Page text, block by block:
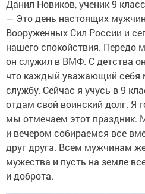
Данил Новиков, ученик 9
— Это день настоящих
Вооруженных Сил России и
нашего спокойствия. Передо
он служил в ВМФ. С детства
что каждый уважающий себя
службу. Сейчас я учусь в 9
отдам свой воинский долг. Я
мы отмечаем этот праздник.
и вечером собираемся все
друг друга. Всем мужчинам
мужества и пусть на земле
и доброта.